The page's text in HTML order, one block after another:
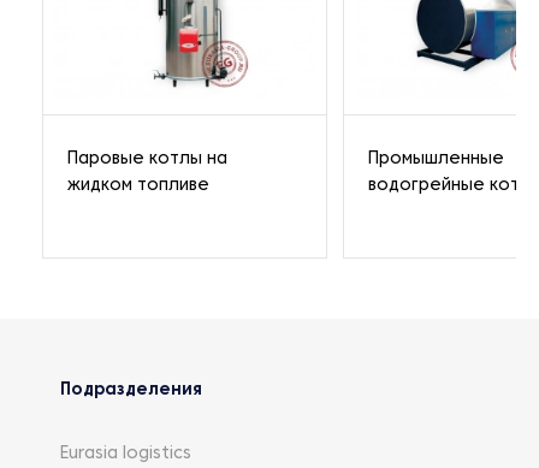
Паровые котлы на
жидком топливе
Промышленные
водогрейные
Подразделения
Eurasia logistics